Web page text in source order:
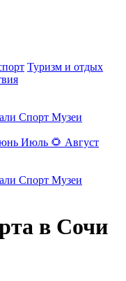
Туризм и отдых
Спорт Музеи
Июль 🌻 Август
Спорт Музеи
в Сочи